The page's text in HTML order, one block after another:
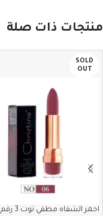
منتجات ذات صلة
SOLD
OUT